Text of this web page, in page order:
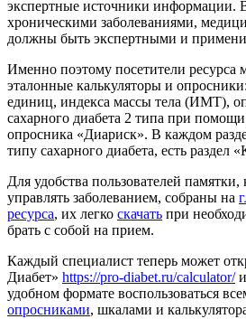
экспертные источники информации.
хроническими заболеваниями,
должны быть экспертными и
Именно поэтому посетители ресурса
эталонные калькуляторы и
единиц, индекса массы тела (ИМТ),
сахарного диабета 2 типа при
опросника «Диариск». В каждом
типу сахарного диабета, есть раздел
Для удобства пользователей
управлять заболеванием, собраны на
ресурса, их легко скачать при
брать с собой на прием.
Каждый специалист теперь может
Диабет» https://pro-diabet.ru/calculator/и
удобном формате воспользоваться
опросниками, шкалами и